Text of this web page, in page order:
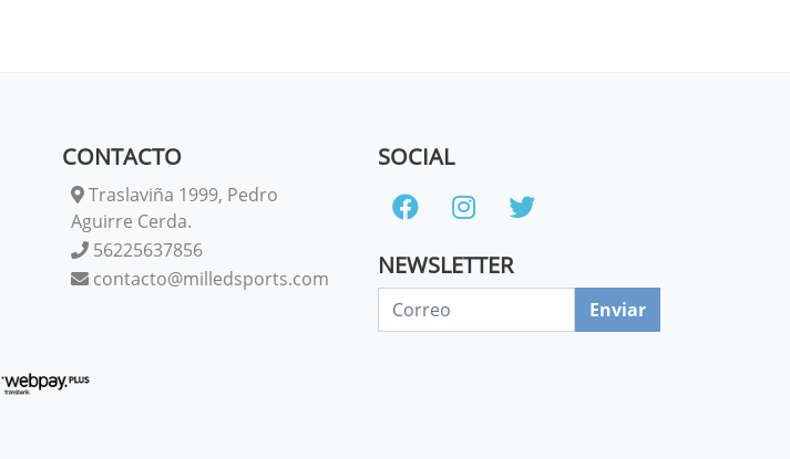
CONTACTO
Traslaviña 1999, Pedro
Aguirre Cerda.
56225637856
contacto@milledsports.com
SOCIAL
NEWSLETTER
Enviar